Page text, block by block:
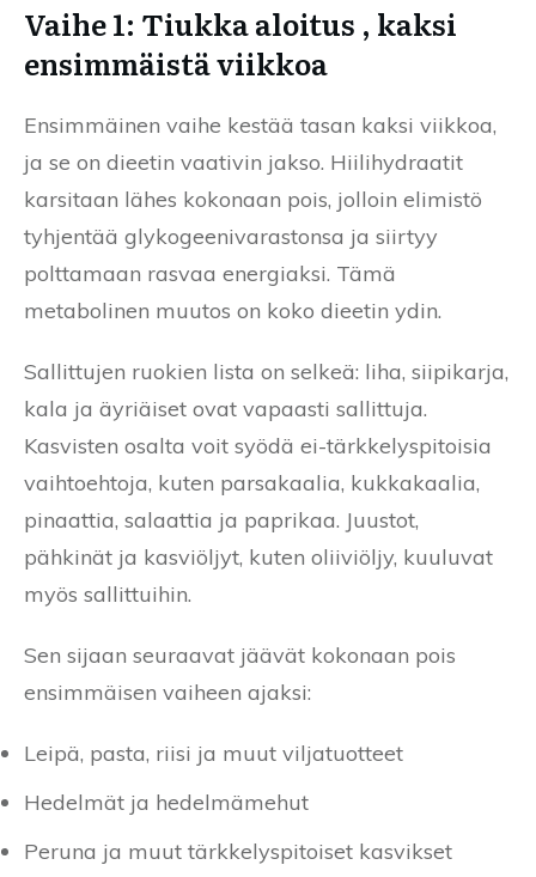
Vaihe 1: Tiukka aloitus , kaksi
ensimmäistä viikkoa
Ensimmäinen vaihe kestää tasan kaksi viikkoa,
ja se on dieetin vaativin jakso. Hiilihydraatit
karsitaan lähes kokonaan pois, jolloin elimistö
tyhjentää glykogeenivarastonsa ja siirtyy
polttamaan rasvaa energiaksi. Tämä
metabolinen muutos on koko dieetin ydin.
Sallittujen ruokien lista on selkeä: liha, siipikarja,
kala ja äyriäiset ovat vapaasti sallittuja.
Kasvisten osalta voit syödä ei-tärkkelyspitoisia
vaihtoehtoja, kuten parsakaalia, kukkakaalia,
pinaattia, salaattia ja paprikaa. Juustot,
pähkinät ja kasviöljyt, kuten oliiviöljy, kuuluvat
myös sallittuihin.
Sen sijaan seuraavat jäävät kokonaan pois
ensimmäisen vaiheen ajaksi:
Leipä, pasta, riisi ja muut viljatuotteet
Hedelmät ja hedelmämehut
Peruna ja muut tärkkelyspitoiset kasvikset